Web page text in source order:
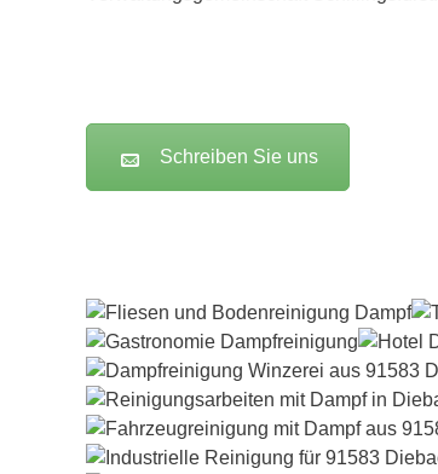
Schreiben Sie uns